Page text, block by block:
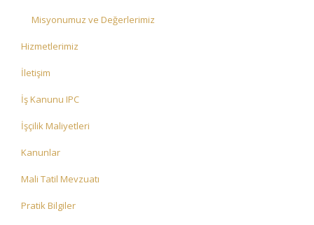
Misyonumuz ve Değerlerimiz
Hizmetlerimiz
İletişim
İş Kanunu IPC
İşçilik Maliyetleri
Kanunlar
Mali Tatil Mevzuatı
Pratik Bilgiler